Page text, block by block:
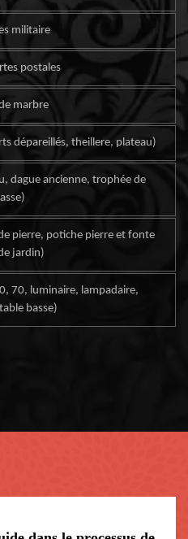
militaire
postales
marbre
dépareillés, theillere, plateau)
dague ancienne, trophée de
pierre, potiche pierre et fonte
jardin)
70, luminaire, lampadaire,
basse)